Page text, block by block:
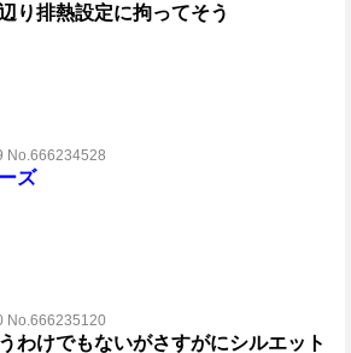
り排熱設定に拘ってそう
No.666234528
ズ
No.666235120
わけでもないがさすがにシルエット